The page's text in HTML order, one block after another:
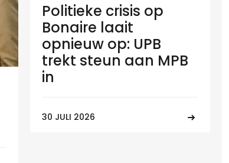
Politieke crisis op
Bonaire laait
opnieuw op: UPB
trekt steun aan MPB
in
30 JULI 2026